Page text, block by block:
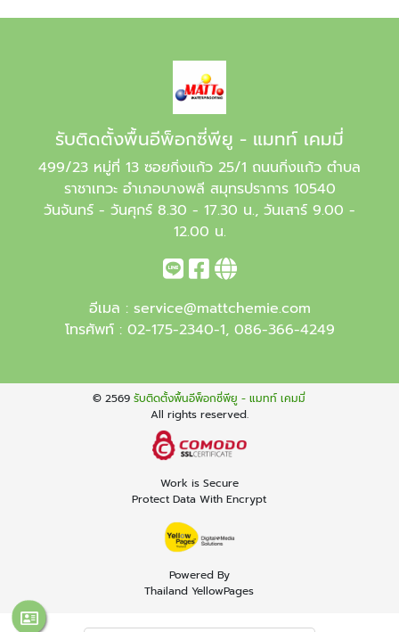
รับติดตั้งพื้นอีพ็อกซี่พียู - แมทท์ เคมมี่
499/23 หมู่ที่ 13 ซอยกิ่งแก้ว 25/1 ถนนกิ่งแก้ว ตำบล
ราชาเทวะ อำเภอบางพลี สมุทรปราการ 10540
วันจันทร์ - วันศุกร์ 8.30 - 17.30 น., วันเสาร์ 9.00 -
12.00 น.
อีเมล : service@mattchemie.com
โทรศัพท์ : 02-175-2340-1, 086-366-4249
© 2569รับติดตั้งพื้นอีพ็อกซี่พียู - แมทท์ เคมมี่
All rights reserved.
Work is Secure
Protect Data With Encrypt
Powered By
Thailand YellowPages